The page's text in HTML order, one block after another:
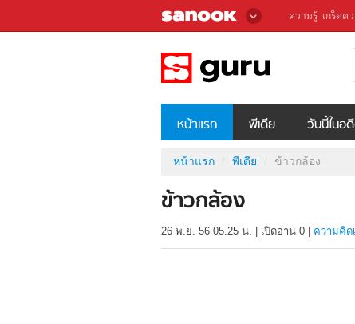
ความรู้ เกร็ดค
หน้าแรก พีเดีย วันนี้ในอ
หน้าแรก พีเดีย ข้าวกล้อง
ข้าวกล้อง
26 พ.ย. 56 05.25 น. เปิดอ่าน 0 ความคิด